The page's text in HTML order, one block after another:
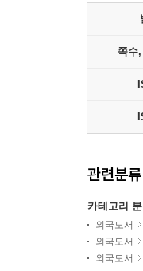
쪽수,
관련분류
카테고리
외국도서
외국도서
외국도서